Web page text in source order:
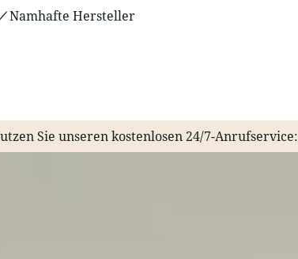
Namhafte Hersteller
Sie unseren kostenlosen 24/7-Anrufservice: